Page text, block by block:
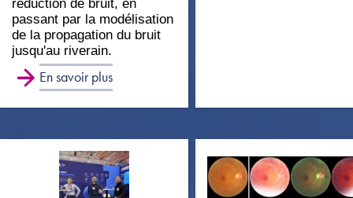
réduction de bruit, en
passant par la modélisation
de la propagation du bruit
jusqu'au riverain.
En savoir plus